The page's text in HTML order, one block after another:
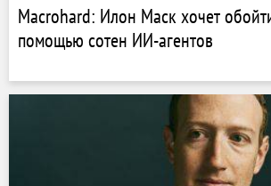
Macrohard: Илон Маск хочет
помощью сотен ИИ-агентов